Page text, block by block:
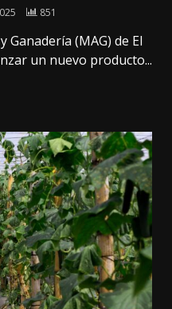
851
(MAG) de El
un nuevo producto...